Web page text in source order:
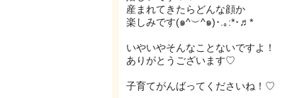
産まれてきたらどんな顔か
楽しみです(๑^︶^๑)･.｡:*･♬*
いやいやそんなことないですよ！
ありがとうございます♡
子育てがんばってくださいね！♡